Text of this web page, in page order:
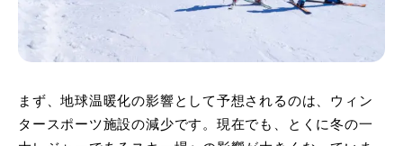
まず、地球温暖化の影響として予想されるのは、ウィン
タースポーツ施設の減少です。現在でも、とくに冬の一